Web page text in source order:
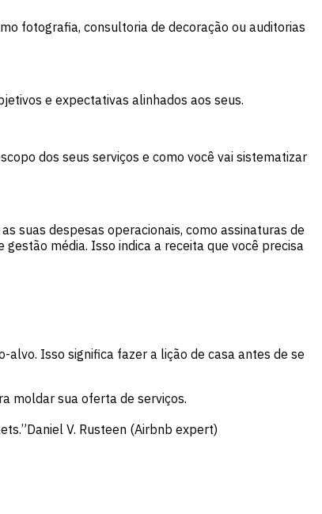
fotografia, consultoria de decoração ou auditorias
e expectativas alinhados aos seus.
dos seus serviços e como você vai sistematizar
suas despesas operacionais, como assinaturas de
média. Isso indica a receita que você precisa
Isso significa fazer a lição de casa antes de se
moldar sua oferta de serviços.
V. Rusteen (Airbnb expert)